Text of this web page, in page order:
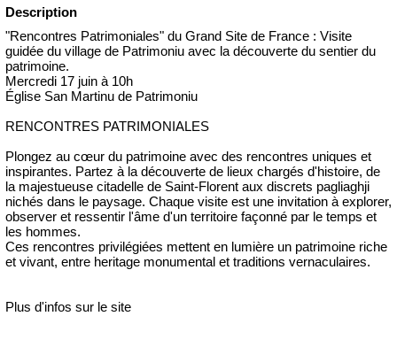
Description
"Rencontres Patrimoniales" du Grand Site de France : Visite
guidée du village de Patrimoniu avec la découverte du sentier du
patrimoine.
Mercredi 17 juin à 10h
Église San Martinu de Patrimoniu
RENCONTRES PATRIMONIALES
Plongez au cœur du patrimoine avec des rencontres uniques et
inspirantes. Partez à la découverte de lieux chargés d'histoire, de
la majestueuse citadelle de Saint-Florent aux discrets pagliaghji
nichés dans le paysage. Chaque visite est une invitation à explorer,
observer et ressentir l'âme d'un territoire façonné par le temps et
les hommes.
Ces rencontres privilégiées mettent en lumière un patrimoine riche
et vivant, entre heritage monumental et traditions vernaculaires.
Plus d'infos sur le site